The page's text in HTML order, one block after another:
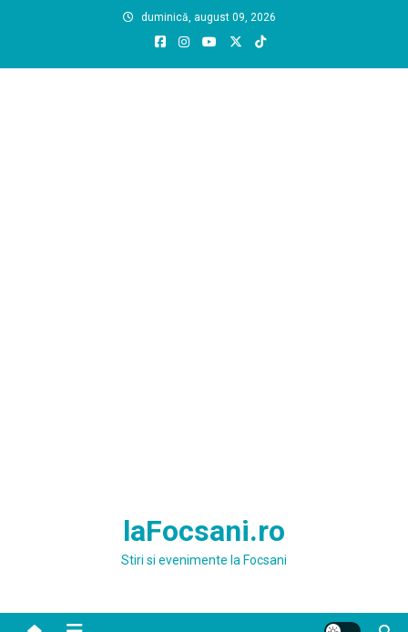
duminică, august 09, 2026
laFocsani.ro
Stiri si evenimente la Focsani